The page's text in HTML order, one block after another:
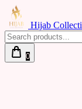
Hijab
0